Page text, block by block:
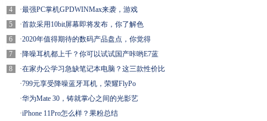
4
5
6
7
8
·最强PC掌机GPDWINMax来袭，游戏
·首款采用10bit屏幕即将发布，你了解色
·2020年值得期待的数码产品盘点，你觉得
·降噪耳机都上千？你可以试试国产咔哟E7蓝
·在家办公学习急缺笔记本电脑？这三款性价比
·799元享受降噪蓝牙耳机，荣耀FlyPo
·华为Mate 30，铸就掌心之间的光影艺
·iPhone 11Pro怎么样？果粉总结